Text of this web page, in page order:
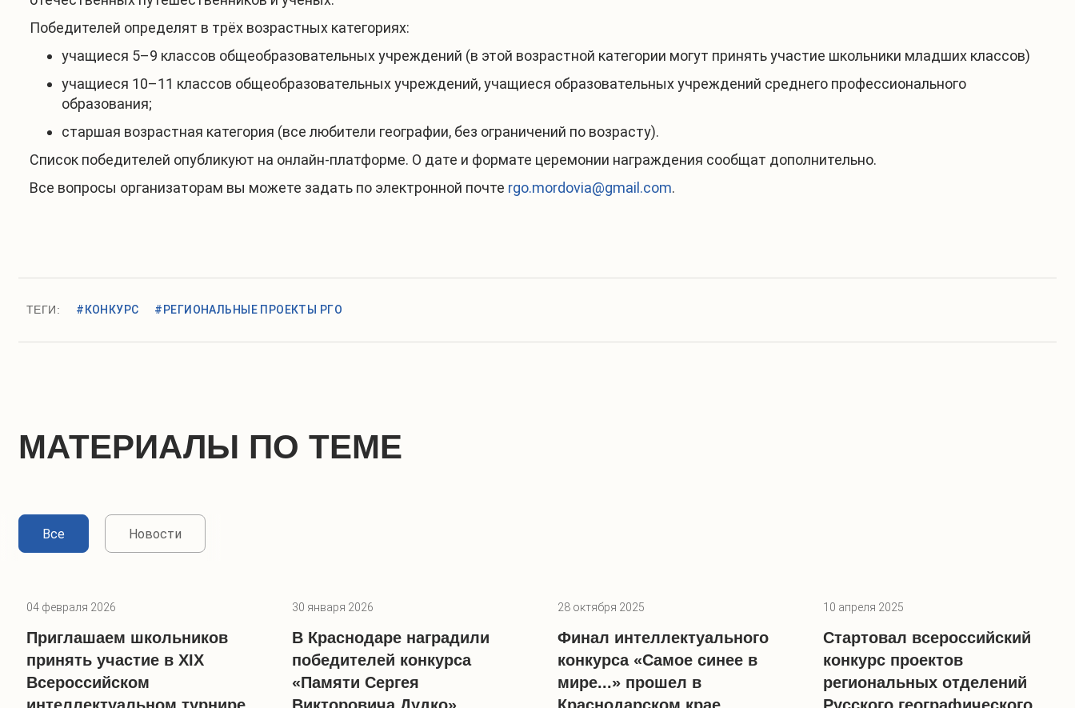
Победителей определят в трёх возрастных категориях:
учащиеся 5–9 классов общеобразовательных учреждений (в этой возрастной категории могут принять участие школьники младших классов)
учащиеся 10–11 классов общеобразовательных учреждений, учащиеся образовательных учреждений среднего профессионального
образования;
старшая возрастная категория (все любители географии, без ограничений по возрасту).
Список победителей опубликуют на онлайн-платформе. О дате и формате церемонии награждения сообщат дополнительно.
Все вопросы организаторам вы можете задать по электронной почте rgo.mordovia@gmail.com.
ТЕГИ: #КОНКУРС #РЕГИОНАЛЬНЫЕ ПРОЕКТЫ РГО
МАТЕРИАЛЫ ПО ТЕМЕ
Все Новости
04 февраля 2026
Приглашаем школьников
принять участие в XIX
Всероссийском
30 января 2026
В Краснодаре наградили
победителей конкурса
«Памяти Сергея
28 октября 2025
Финал интеллектуального
конкурса «Самое синее в
мире...» прошел в
10 апреля 2025
Стартовал всероссийский
конкурс проектов
региональных отделений